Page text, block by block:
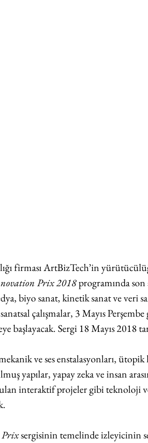
firması ArtBizTech’in
Prix 2018 programında
biyo sanat, kinetik sanat ve veri
çalışmalar, 3 Mayıs
başlayacak. Sergi 18 Mayıs 2018
ve ses enstalasyonları,
yapılar, yapay zeka ve insan
interaktif projeler gibi teknoloji
Prix sergisinin temelinde izleyicinin